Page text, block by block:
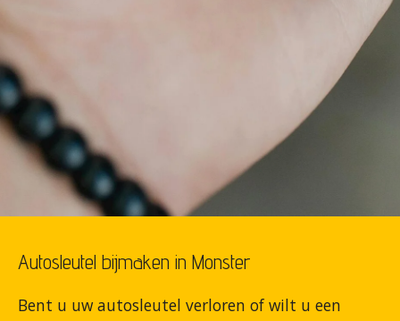
Autosleutel bijmaken in Monster
Bent u uw autosleutel verloren of wilt u een